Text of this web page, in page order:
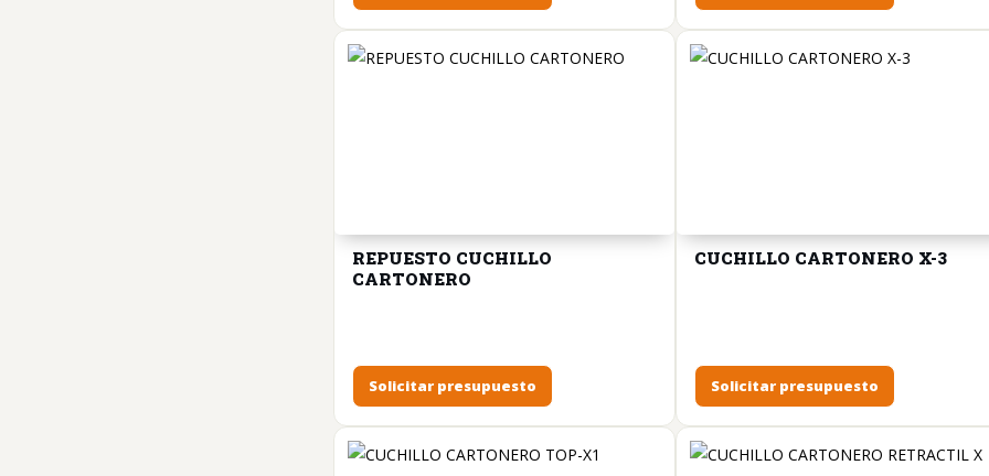
REPUESTO CUCHILLO
CARTONERO
Solicitar presupuesto
CUCHILLO CARTONERO X-3
Solicitar presupuesto